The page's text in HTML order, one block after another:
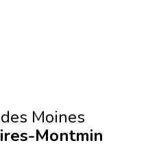
Moines
Montmin